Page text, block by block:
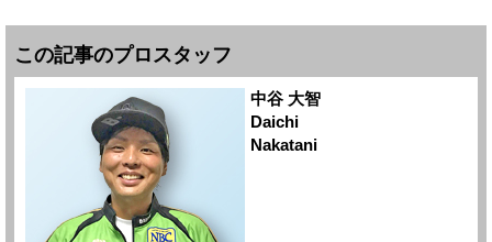
この記事のプロスタッフ
中谷 大智
Daichi
Nakatani